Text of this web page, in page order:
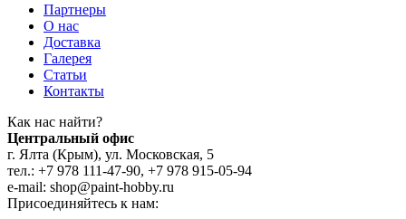
Партнеры
О нас
Доставка
Галерея
Статьи
Контакты
Как наc найти?
Центральный офис
г. Ялта (Крым), ул. Московская, 5
тел.: +7 978 111-47-90, +7 978 915-05-94
e-mail: shop@paint-hobby.ru
Присоединяйтесь к нам: